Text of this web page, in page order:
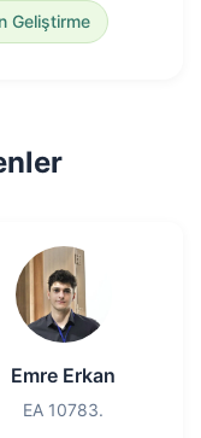
Geliştirme
Emre Erkan
EA 10783.